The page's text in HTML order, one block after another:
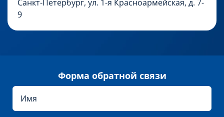
Санкт-Петербург, ул. 1-я Красноармейская, д. 7-
9
Форма обратной связи